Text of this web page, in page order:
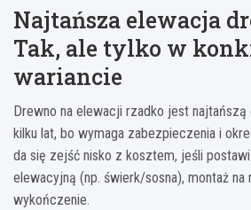
Najtańsza elewacja
Tak, ale tylko w
wariancie
Drewno na elewacji rzadko jest
kilku lat, bo wymaga zabezpieczenia i
da się zejść nisko z kosztem, jeśli
elewacyjną (np. świerk/sosna), montaż na
wykończenie.